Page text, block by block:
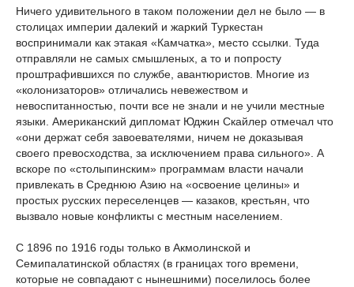
Ничего удивительного в таком положении дел не было — в
столицах империи далекий и жаркий Туркестан
воспринимали как этакая «Камчатка», место ссылки. Туда
отправляли не самых смышленых, а то и попросту
проштрафившихся по службе, авантюристов. Многие из
«колонизаторов» отличались невежеством и
невоспитанностью, почти все не знали и не учили местные
языки. Американский дипломат Юджин Скайлер отмечал что
«они держат себя завоевателями, ничем не доказывая
своего превосходства, за исключением права сильного». А
вскоре по «столыпинским» программам власти начали
привлекать в Среднюю Азию на «освоение целины» и
простых русских переселенцев — казаков, крестьян, что
вызвало новые конфликты с местным населением.
С 1896 по 1916 годы только в Акмолинской и
Семипалатинской областях (в границах того времени,
которые не совпадают с нынешними) поселилось более